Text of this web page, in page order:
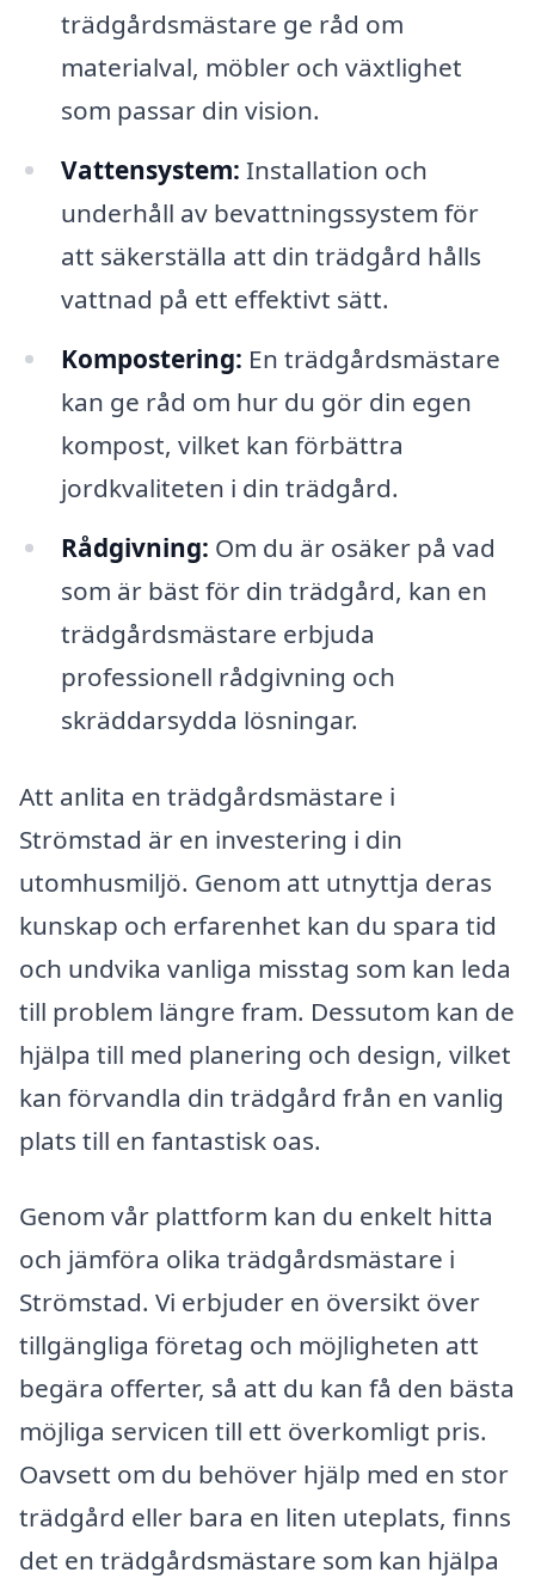
trädgårdsmästare ge råd om
materialval, möbler och växtlighet
som passar din vision.
Vattensystem: Installation och
underhåll av bevattningssystem för
att säkerställa att din trädgård hålls
vattnad på ett effektivt sätt.
Kompostering: En trädgårdsmästare
kan ge råd om hur du gör din egen
kompost, vilket kan förbättra
jordkvaliteten i din trädgård.
Rådgivning: Om du är osäker på vad
som är bäst för din trädgård, kan en
trädgårdsmästare erbjuda
professionell rådgivning och
skräddarsydda lösningar.
Att anlita en trädgårdsmästare i
Strömstad är en investering i din
utomhusmiljö. Genom att utnyttja deras
kunskap och erfarenhet kan du spara tid
och undvika vanliga misstag som kan leda
till problem längre fram. Dessutom kan de
hjälpa till med planering och design, vilket
kan förvandla din trädgård från en vanlig
plats till en fantastisk oas.
Genom vår plattform kan du enkelt hitta
och jämföra olika trädgårdsmästare i
Strömstad. Vi erbjuder en översikt över
tillgängliga företag och möjligheten att
begära offerter, så att du kan få den bästa
möjliga servicen till ett överkomligt pris.
Oavsett om du behöver hjälp med en stor
trädgård eller bara en liten uteplats, finns
det en trädgårdsmästare som kan hjälpa